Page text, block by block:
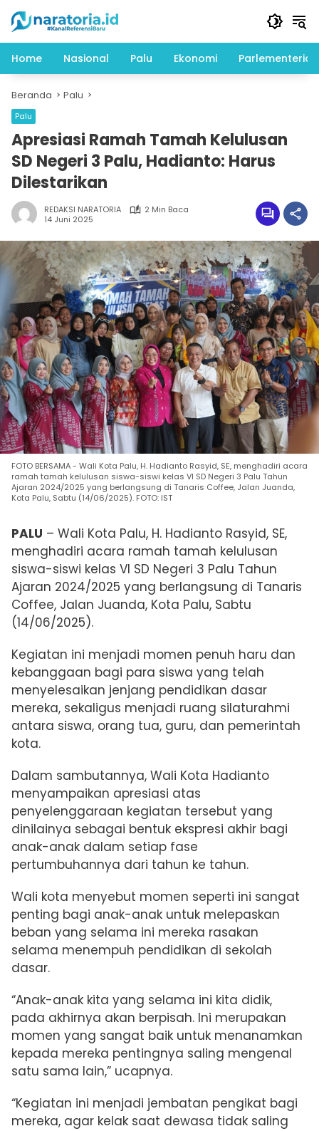
konten
Home
Nasional Palu Ekonomi Parlementeria
Beranda Palu
Palu
Apresiasi Ramah Tamah Kelulusan
SD Negeri 3 Palu, Hadianto: Harus
Dilestarikan
REDAKSI NARATORIA
2 Min Baca
14 Juni 2025
FOTO BERSAMA - Wali Kota Palu, H. Hadianto Rasyid, SE, menghadiri acara
ramah tamah kelulusan siswa-siswi kelas VI SD Negeri 3 Palu Tahun
Ajaran 2024/2025 yang berlangsung di Tanaris Coffee, Jalan Juanda,
Kota Palu, Sabtu (14/06/2025). FOTO: IST
PALU – Wali Kota Palu, H. Hadianto Rasyid, SE,
menghadiri acara ramah tamah kelulusan
siswa-siswi kelas VI SD Negeri 3 Palu Tahun
Ajaran 2024/2025 yang berlangsung di Tanaris
Coffee, Jalan Juanda, Kota Palu, Sabtu
(14/06/2025).
Kegiatan ini menjadi momen penuh haru dan
kebanggaan bagi para siswa yang telah
menyelesaikan jenjang pendidikan dasar
mereka, sekaligus menjadi ruang silaturahmi
antara siswa, orang tua, guru, dan pemerintah
kota.
Dalam sambutannya, Wali Kota Hadianto
menyampaikan apresiasi atas
penyelenggaraan kegiatan tersebut yang
dinilainya sebagai bentuk ekspresi akhir bagi
anak-anak dalam setiap fase
pertumbuhannya dari tahun ke tahun.
Wali kota menyebut momen seperti ini sangat
penting bagi anak-anak untuk melepaskan
beban yang selama ini mereka rasakan
selama menempuh pendidikan di sekolah
dasar.
“Anak-anak kita yang selama ini kita didik,
pada akhirnya akan berpisah. Ini merupakan
momen yang sangat baik untuk menanamkan
kepada mereka pentingnya saling mengenal
satu sama lain,” ucapnya.
“Kegiatan ini menjadi jembatan pengikat bagi
mereka, agar kelak saat dewasa tidak saling